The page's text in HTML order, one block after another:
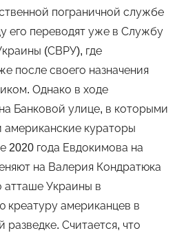
пограничной службе
его переводят уже в Службу
(СВРУ), где
после своего назначения
Однако в ходе
Банковой улице, в которыми
американские кураторы
2020 года Евдокимова на
на Валерия Кондратюка
атташе Украины в
креатуру американцев в
разведке. Считается, что